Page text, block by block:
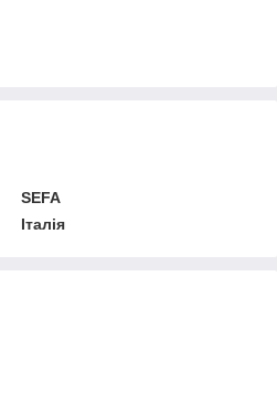
SEFA
Італія